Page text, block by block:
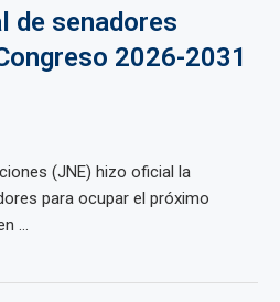
de senadores
2026-2031
(JNE) hizo oficial la
para ocupar el próximo
...